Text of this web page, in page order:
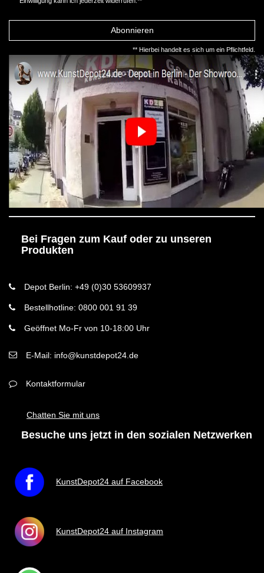
Abonnieren
** Hierbei handelt es sich um ein Pflichtfeld.
Bei Fragen zum Kauf oder zu unseren
Produkten
Depot Berlin: +49 (0)30 53609937
Bestellhotline: 0800 001 91 39
Geöffnet Mo-Fr von 10-18:00 Uhr
E-Mail: info@kunstdepot24.de
Kontaktformular
Chatten Sie mit uns
Besuche uns jetzt in den sozialen Netzwerken
KunstDepot24 auf Facebook
KunstDepot24 auf Instagram